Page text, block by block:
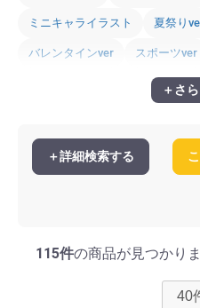
ミニキャライラスト 夏祭り
バレンタインver スポーツver
＋さ
＋詳細検索する
115件の商品が見つかり